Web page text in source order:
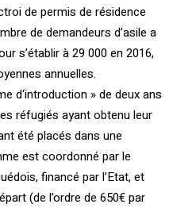
de permis de résidence
de demandeurs d’asile a
s’établir à 29 000 en 2016,
annuelles.
d‘introduction » de deux ans
réfugiés ayant obtenu leur
été placés dans une
est coordonné par le
financé par l’Etat, et
(de l’ordre de 650€ par